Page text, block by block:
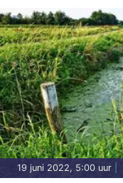
19 juni 2022, 5:00 uur